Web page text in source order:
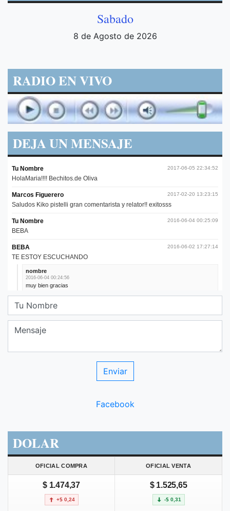
Sabado
8 de Agosto de 2026
RADIO EN VIVO
DEJA UN MENSAJE
Facebook
DOLAR
OFICIAL COMPRA OFICIAL VENTA
$ 1.474,37
+$ 0,24
$ 1.525,65
-$ 0,31